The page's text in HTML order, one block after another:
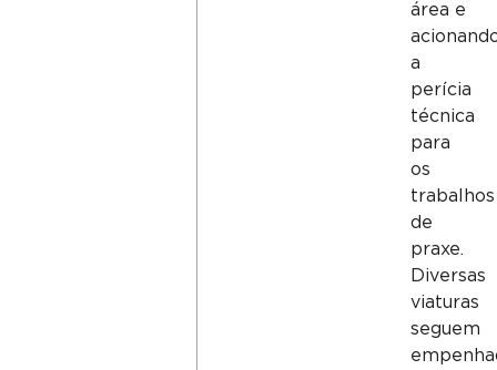
área e
a
perícia
técnica
para
os
trabalhos
de
praxe.
Diversas
viaturas
seguem